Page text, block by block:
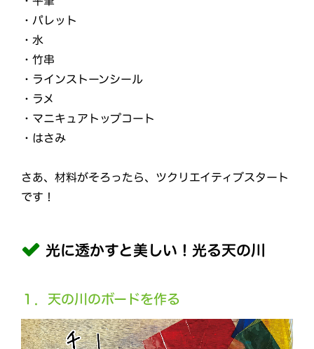
・パレット
・水
・竹串
・ラインストーンシール
・ラメ
・マニキュアトップコート
・はさみ
さあ、材料がそろったら、ツクリエイティブスタート
です！
光に透かすと美しい！光る天の川
１．天の川のボードを作る